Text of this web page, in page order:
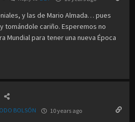
y las de Mario Almada… pues
tomándole cariño. Esperemos no
Mundial para tener una nueva Época
BOLSÓN 10 years ago